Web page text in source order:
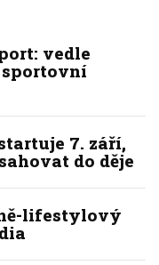
vedle
7. září,
do děje
lifestylový